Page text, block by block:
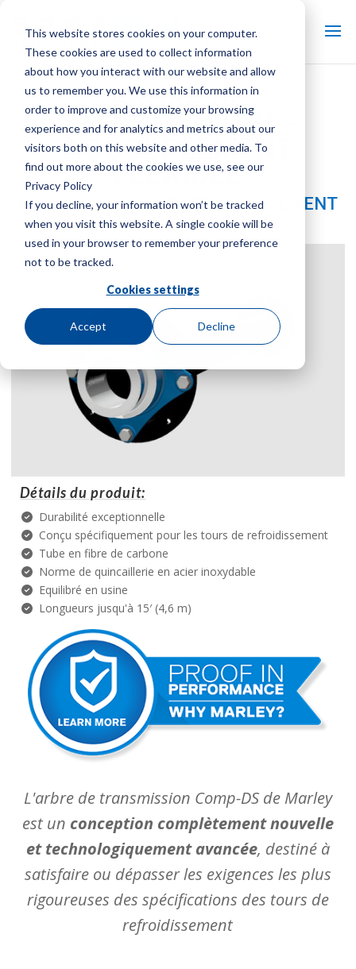
This website stores cookies on your computer.
These cookies are used to collect information
about how you interact with our website and allow
us to remember you. We use this information in
order to improve and customize your browsing
experience and for analytics and metrics about our
visitors both on this website and other media. To
find out more about the cookies we use, see our
Privacy Policy
If you decline, your information won’t be tracked
when you visit this website. A single cookie will be
used in your browser to remember your preference
not to be tracked.
Cookies settings
Accept Decline
ARBRE DE
TRANSMISSION –
ACCOUPLEMENT
FLEXIBLE
PIÈCES DE TOUR DE REFROIDISSEMENT
Marque: Marly| Type de produit:Pièces de tour de
refroidissement
Détails du produit:
Durabilité exceptionnelle
Conçu spécifiquement pour les tours de refroidissement
Tube en fibre de carbone
Norme de quincaillerie en acier inoxydable
Equilibré en usine
Longueurs jusqu'à 15′ (4,6 m)
L'arbre de transmission Comp-DS de Marley
est un conception complètement nouvelle
et technologiquement avancée, destiné à
satisfaire ou dépasser les exigences les plus
rigoureuses des spécifications des tours de
refroidissement